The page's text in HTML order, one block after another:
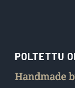
POLTETTU
Handmade